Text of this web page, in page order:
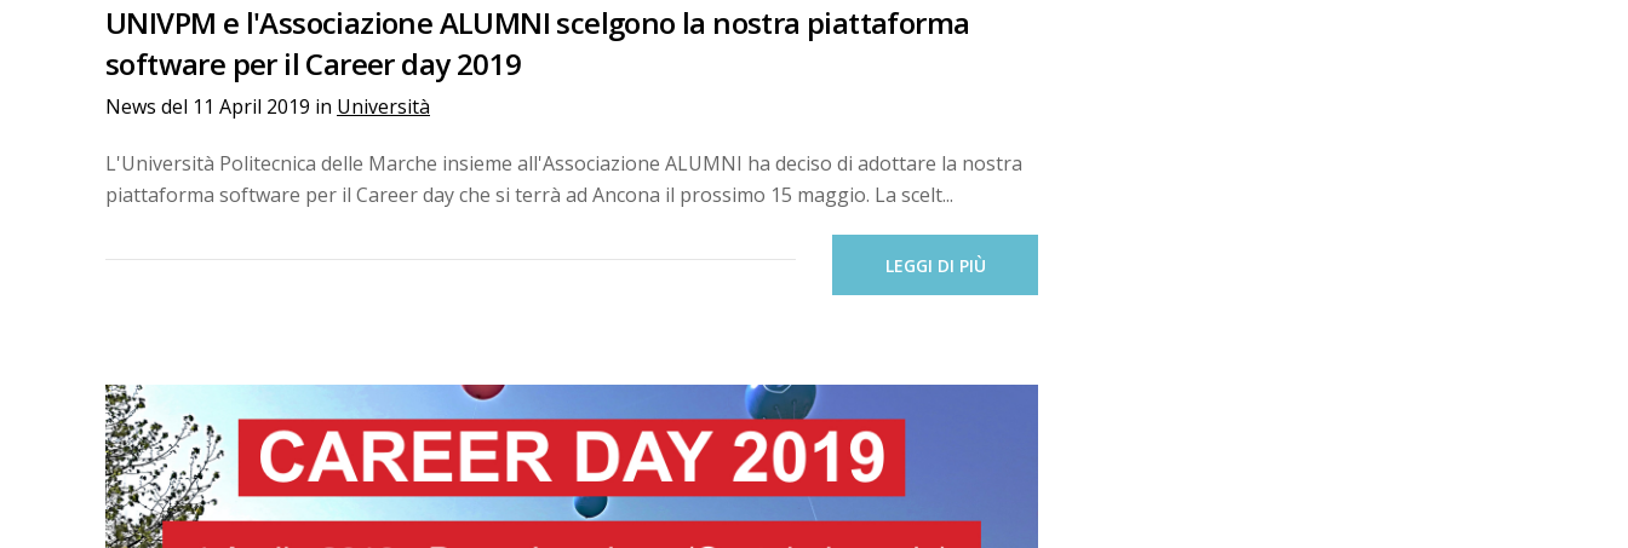
UNIVPM e l'Associazione ALUMNI scelgono la nostra piattaforma
software per il Career day 2019
News del 11 April 2019 in Università
L'Università Politecnica delle Marche insieme all'Associazione ALUMNI ha deciso di adottare la nostra
piattaforma software per il Career day che si terrà ad Ancona il prossimo 15 maggio. La scelt...
LEGGI DI PIÙ